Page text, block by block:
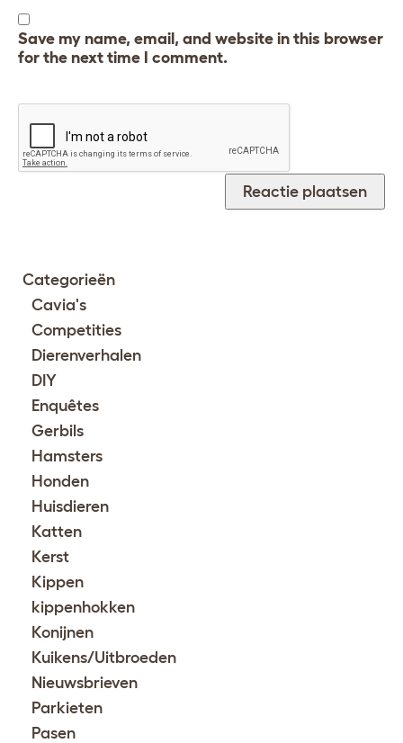
Save my name, email, and website in this browser
for the next time I comment.
Categorieën
Cavia's
Competities
Dierenverhalen
DIY
Enquêtes
Gerbils
Hamsters
Honden
Huisdieren
Katten
Kerst
Kippen
kippenhokken
Konijnen
Kuikens/Uitbroeden
Nieuwsbrieven
Parkieten
Pasen